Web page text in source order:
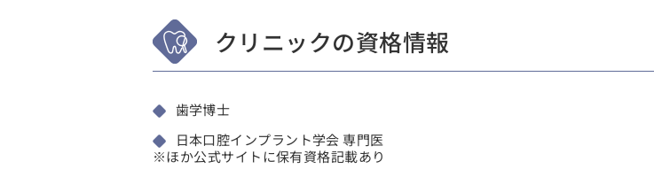
クリニックの資格情報
歯学博士
日本口腔インプラント学会 専門医
※ほか公式サイトに保有資格記載あり